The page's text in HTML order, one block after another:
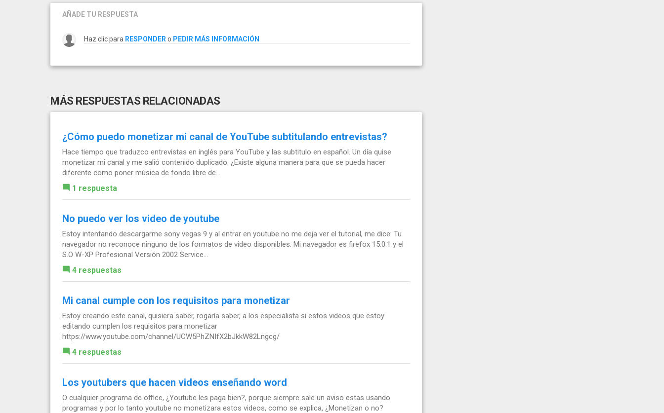
AÑADE TU RESPUESTA
Haz clic para RESPONDER o PEDIR MÁS INFORMACIÓN
MÁS RESPUESTAS RELACIONADAS
¿Cómo puedo monetizar mi canal de YouTube subtitulando entrevistas?
Hace tiempo que traduzco entrevistas en inglés para YouTube y las subtitulo en español. Un día quise
monetizar mi canal y me salió contenido duplicado. ¿Existe alguna manera para que se pueda hacer
diferente como poner música de fondo libre de...
1 respuesta
No puedo ver los video de youtube
Estoy intentando descargarme sony vegas 9 y al entrar en youtube no me deja ver el tutorial, me dice: Tu
navegador no reconoce ninguno de los formatos de video disponibles. Mi navegador es firefox 15.0.1 y el
S.O W-XP Profesional Versión 2002 Service...
4 respuestas
Mi canal cumple con los requisitos para monetizar
Estoy creando este canal, quisiera saber, rogaría saber, a los especialista si estos videos que estoy
editando cumplen los requisitos para monetizar
https://www.youtube.com/channel/UCW5PhZNIfX2bJkkW82Lngcg/
4 respuestas
Los youtubers que hacen videos enseñando word
O cualquier programa de office, ¿Youtube les paga bien?, porque siempre sale un aviso estas usando
programas y por lo tanto youtube no monetizara estos videos, como se explica, ¿Monetizan o no?